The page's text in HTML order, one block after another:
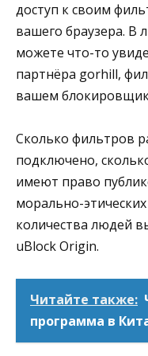
доступ к своим
вашего браузера.
можете что-то
партнёра gorhill,
вашем
Сколько фильтров
подключено,
имеют право
морально-
количества людей
uBlock Origin.
Читайте также:
программа в